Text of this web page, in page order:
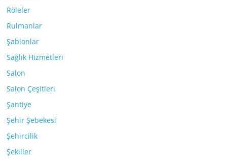
Röleler
Rulmanlar
Şablonlar
Sağlık Hizmetleri
Salon
Salon Çeşitleri
Şantiye
Şehir Şebekesi
Şehircilik
Şekiller